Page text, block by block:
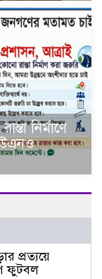
নির্মাণে
প্রত্যয়ে
ফুটবল